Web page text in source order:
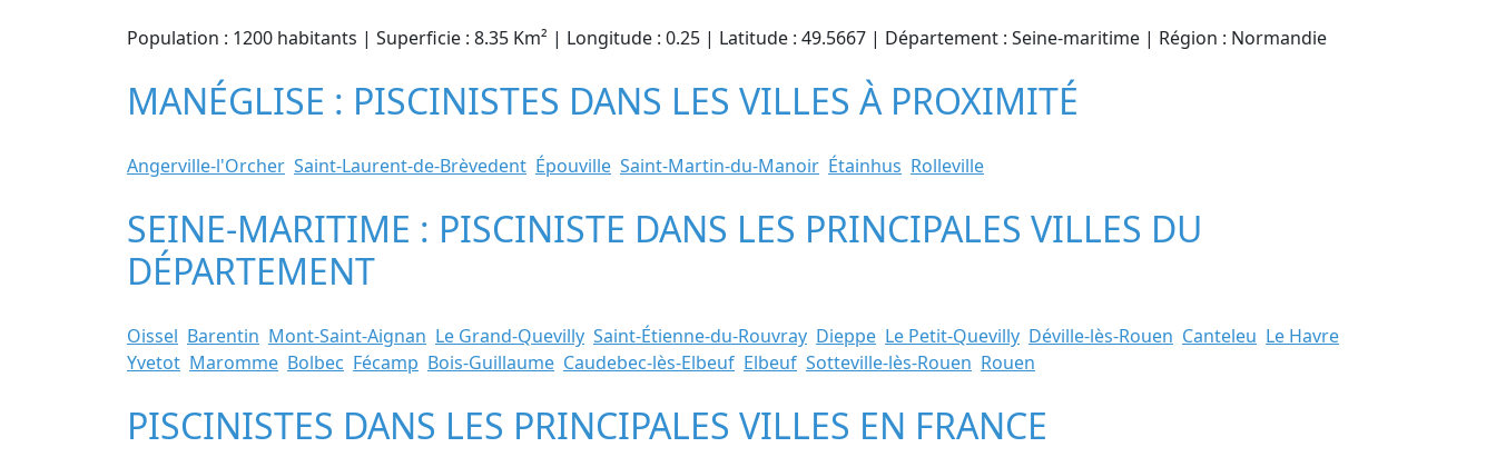
Population : 1200 habitants | Superficie : 8.35 Km² | Longitude : 0.25 | Latitude : 49.5667 | Département : Seine-maritime | Région : Normandie
MANÉGLISE : PISCINISTES DANS LES VILLES À PROXIMITÉ
Angerville-l'Orcher Saint-Laurent-de-Brèvedent Épouville Saint-Martin-du-Manoir Étainhus Rolleville
SEINE-MARITIME : PISCINISTE DANS LES PRINCIPALES VILLES DU
DÉPARTEMENT
Oissel Barentin Mont-Saint-Aignan Le Grand-Quevilly Saint-Étienne-du-Rouvray Dieppe Le Petit-Quevilly Déville-lès-Rouen Canteleu Le Havre
Yvetot Maromme Bolbec Fécamp Bois-Guillaume Caudebec-lès-Elbeuf Elbeuf Sotteville-lès-Rouen Rouen
PISCINISTES DANS LES PRINCIPALES VILLES EN FRANCE